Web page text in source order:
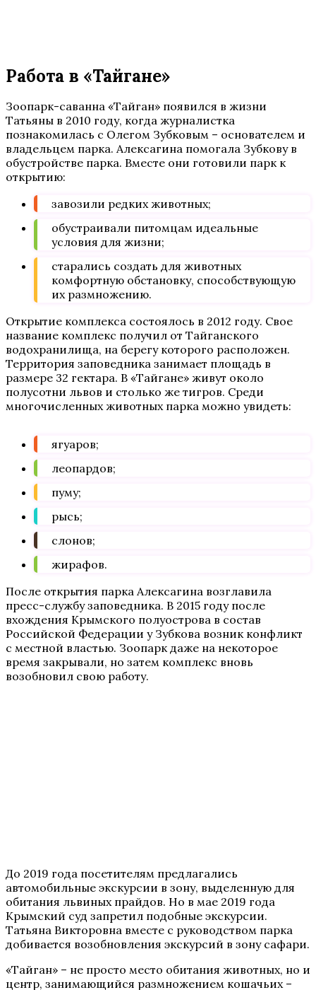
Работа в «Тайгане»
Зоопарк-саванна «Тайган» появился в жизни
Татьяны в 2010 году, когда журналистка
познакомилась с Олегом Зубковым – основателем и
владельцем парка. Алексагина помогала Зубкову в
обустройстве парка. Вместе они готовили парк к
открытию:
завозили редких животных;
обустраивали питомцам идеальные
условия для жизни;
старались создать для животных
комфортную обстановку, способствующую
их размножению.
Открытие комплекса состоялось в 2012 году. Свое
название комплекс получил от Тайганского
водохранилища, на берегу которого расположен.
Территория заповедника занимает площадь в
размере 32 гектара. В «Тайгане» живут около
полусотни львов и столько же тигров. Среди
многочисленных животных парка можно увидеть:
ягуаров;
леопардов;
пуму;
рысь;
слонов;
жирафов.
После открытия парка Алексагина возглавила
пресс-службу заповедника. В 2015 году после
вхождения Крымского полуострова в состав
Российской Федерации у Зубкова возник конфликт
с местной властью. Зоопарк даже на некоторое
время закрывали, но затем комплекс вновь
возобновил свою работу.
До 2019 года посетителям предлагались
автомобильные экскурсии в зону, выделенную для
обитания львиных прайдов. Но в мае 2019 года
Крымский суд запретил подобные экскурсии.
Татьяна Викторовна вместе с руководством парка
добивается возобновления экскурсий в зону сафари.
«Тайган» – не просто место обитания животных, но и
центр, занимающийся размножением кошачьих –